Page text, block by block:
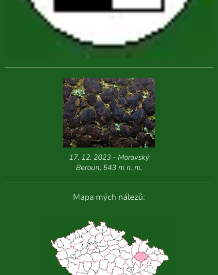
17. 12. 2023 - Moravský
Beroun, 543 m n. m.
Mapa mých nálezů: